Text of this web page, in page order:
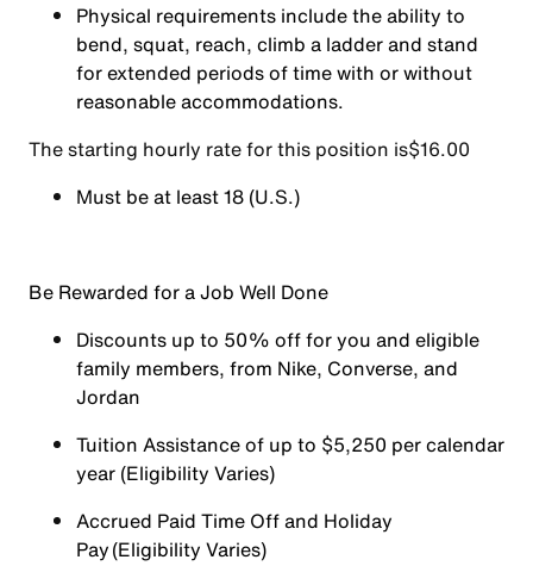
Physical requirements include the ability to
bend, squat, reach, climb a ladder and stand
for extended periods of time with or without
reasonable accommodations.
The starting hourly rate for this position isㅤ$16.00
Must be at least 18 (U.S.)
Be Rewarded for a Job Well Done
Discounts up to 50% off for you and eligible
family members, from Nike, Converse, and
Jordan
Tuition Assistance of up to $5,250 per calendar
year (Eligibility Varies)
Accrued Paid Time Off and Holiday
Pay (Eligibility Varies)